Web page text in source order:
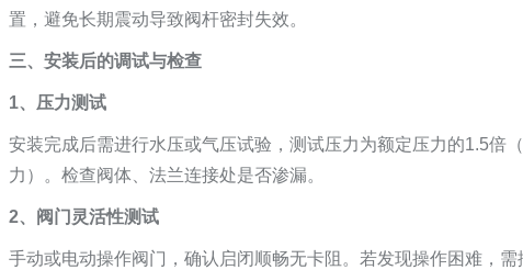
置，避免长期震动导致阀杆密封失效。
三、安装后的调试与检查
1、压力测试
安装完成后需进行水压或气压试验，测试压力为额定压力的1.5倍
力）。检查阀体、法兰连接处是否渗漏。
2、阀门灵活性测试
手动或电动操作阀门，确认启闭顺畅无卡阻。若发现操作困难，